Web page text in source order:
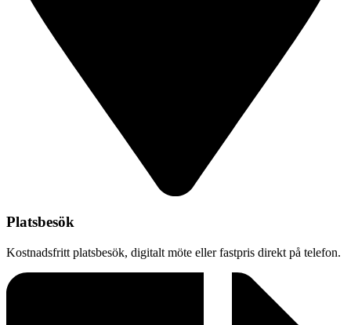
Platsbesök
Kostnadsfritt platsbesök, digitalt möte eller fastpris direkt på telefon.